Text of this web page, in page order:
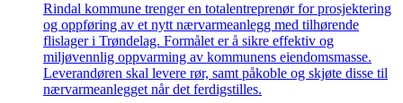
Rindal kommune trenger en totalentreprenør for prosjektering
og oppføring av et nytt nærvarmeanlegg med tilhørende
flislager i Trøndelag. Formålet er å sikre effektiv og
miljøvennlig oppvarming av kommunens eiendomsmasse.
Leverandøren skal levere rør, samt påkoble og skjøte disse til
nærvarmeanlegget når det ferdigstilles.